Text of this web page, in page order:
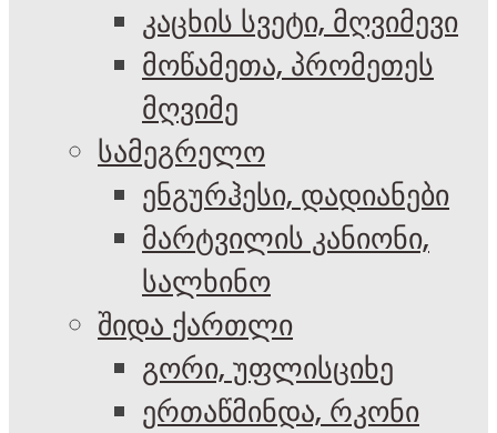
კაცხის სვეტი, მღვიმევი
მოწამეთა, პრომეთეს
მღვიმე
სამეგრელო
ენგურჰესი, დადიანები
მარტვილის კანიონი,
სალხინო
შიდა ქართლი
გორი, უფლისციხე
ერთაწმინდა, რკონი